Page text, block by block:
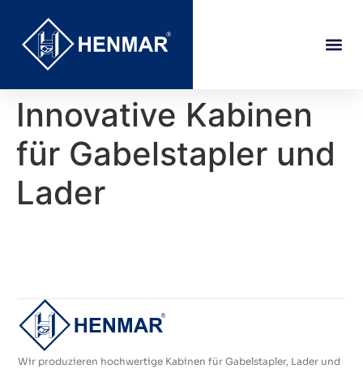
Innovative Kabinen
für Gabelstapler und
Lader
Wir produzieren hochwertige Kabinen für Gabelstapler, Lader und